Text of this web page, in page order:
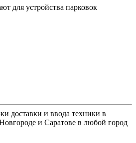
для устройства парковок
доставки и ввода техники в
и Саратове в любой город